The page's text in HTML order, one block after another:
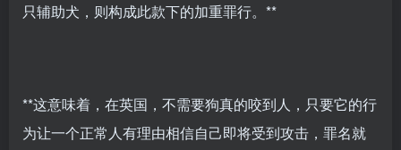
只辅助犬，则构成此款下的加重罪行。**
**这意味着，在英国，不需要狗真的咬到人，只要它的行
为让一个正常人有理由相信自己即将受到攻击，罪名就